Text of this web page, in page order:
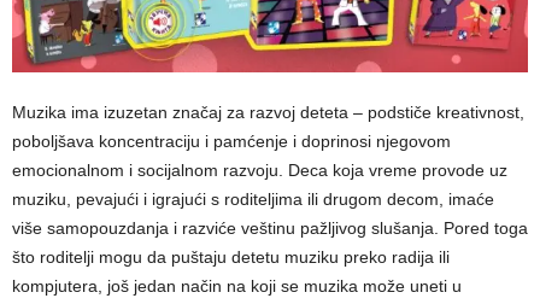
Muzika ima izuzetan značaj za razvoj deteta – podstiče kreativnost,
poboljšava koncentraciju i pamćenje i doprinosi njegovom
emocionalnom i socijalnom razvoju. Deca koja vreme provode uz
muziku, pevajući i igrajući s roditeljima ili drugom decom, imaće
više samopouzdanja i razviće veštinu pažljivog slušanja. Pored toga
što roditelji mogu da puštaju detetu muziku preko radija ili
kompjutera, još jedan način na koji se muzika može uneti u